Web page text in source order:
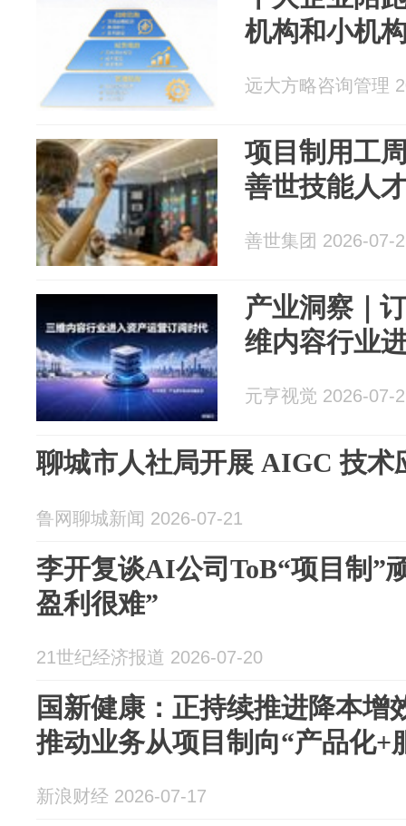
机构和小机
远大方略咨询管理
项目制用工
善世技能人
善世集团 2026-07-
产业洞察｜
维内容行业
元亨视觉 2026-07-
聊城市人社局开展 AIGC 技术
鲁网聊城新闻 2026-07-21
李开复谈AI公司ToB“项目制”
盈利很难”
21世纪经济报道 2026-07-20
国新健康：正持续推进降本增
推动业务从项目制向“产品化+
新浪财经 2026-07-17